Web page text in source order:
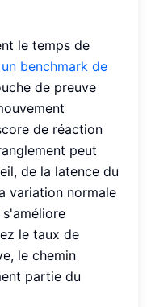
le temps de
un benchmark de
de preuve
de réaction
peut
de la latence du
variation normale
le taux de
le chemin
partie du